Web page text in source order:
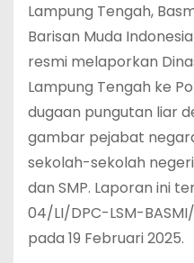
Lampung Tengah,
Barisan Muda
resmi melaporkan
Lampung Tengah ke
dugaan pungutan liar
gambar pejabat
sekolah-sekolah
dan SMP. Laporan ini
04/LI/DPC-LSM-
pada 19 Februari 2025.